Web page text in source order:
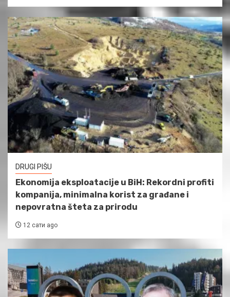
DRUGI PIŠU
Ekonomija eksploatacije u BiH: Rekordni profiti
kompanija, minimalna korist za građane i
nepovratna šteta za prirodu
12 сати ago